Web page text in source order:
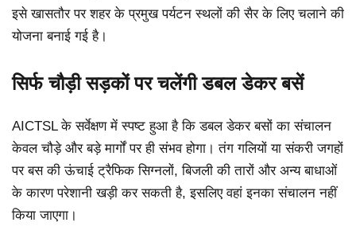
इसे खासतौर पर शहर के प्रमुख पर्यटन स्थलों की सैर के लिए चलाने की
योजना बनाई गई है।
सिर्फ चौड़ी सड़कों पर चलेंगी डबल डेकर बसें
AICTSL के सर्वेक्षण में स्पष्ट हुआ है कि डबल डेकर बसों का संचालन
केवल चौड़े और बड़े मार्गों पर ही संभव होगा। तंग गलियों या संकरी जगहों
पर बस की ऊंचाई ट्रैफिक सिग्नलों, बिजली की तारों और अन्य बाधाओं
के कारण परेशानी खड़ी कर सकती है, इसलिए वहां इनका संचालन नहीं
किया जाएगा।